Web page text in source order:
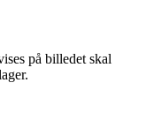
på billedet skal